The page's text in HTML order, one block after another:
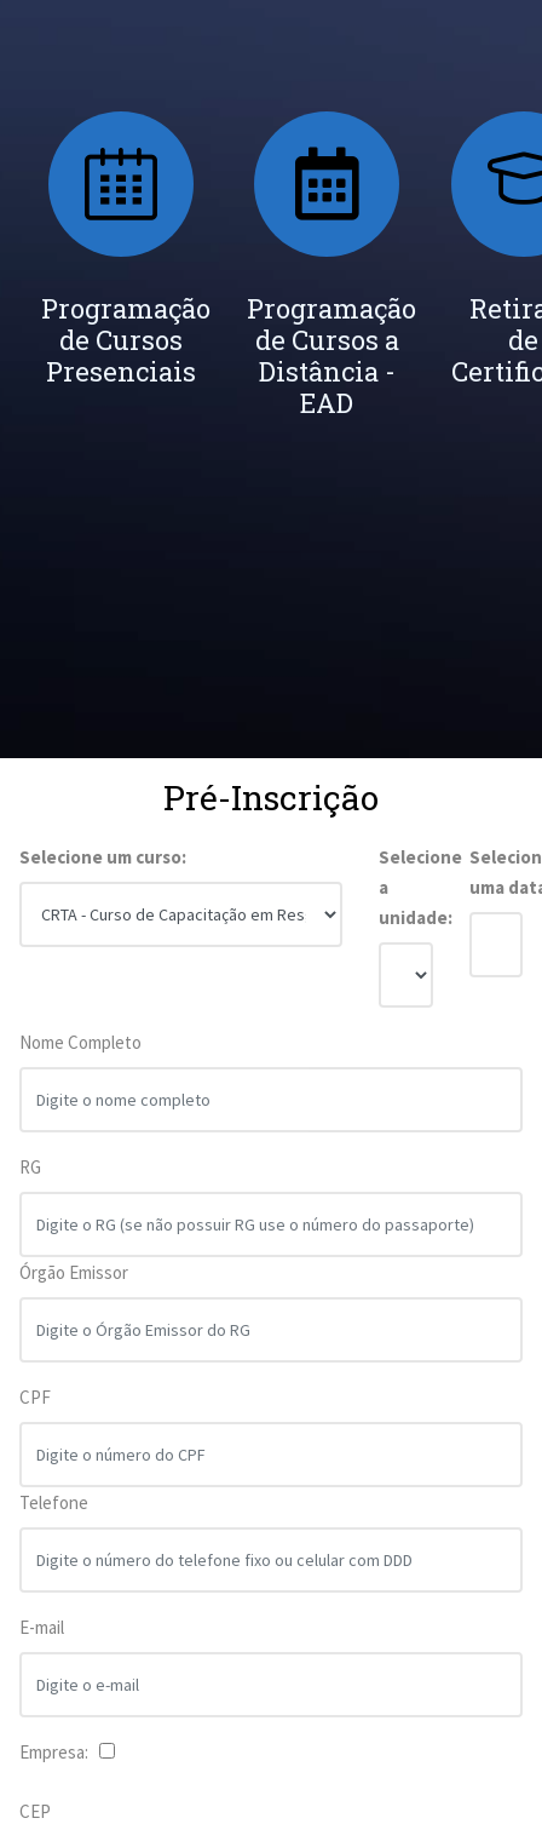
Seja um
Instrutor
Inscrição
Newsletter
Programação
de Cursos
Presenciais
Programação
de Cursos a
Distância -
EAD
de
Pré-Inscrição
Selecione um curso:
Selecione
a
unidade:
uma
Nome Completo
RG
Órgão Emissor
CPF
Telefone
E-mail
Empresa:
CEP